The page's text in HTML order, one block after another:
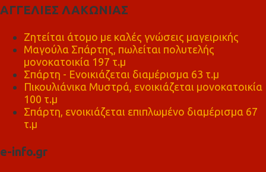
ΑΓΓΕΛΙΕΣ ΛΑΚΩΝΙΑΣ
Ζητείται άτομο με καλές γνώσεις μαγειρικής
Μαγούλα Σπάρτης, πωλείται πολυτελής
μονοκατοικία 197 τ.μ
Σπάρτη - Ενοικιάζεται διαμέρισμα 63 τ.μ
Πικουλιάνικα Μυστρά, ενοικιάζεται μονοκατοικία
100 τ.μ
Σπάρτη, ενοικιάζεται επιπλωμένο διαμέρισμα 67
τ.μ
e-info.gr